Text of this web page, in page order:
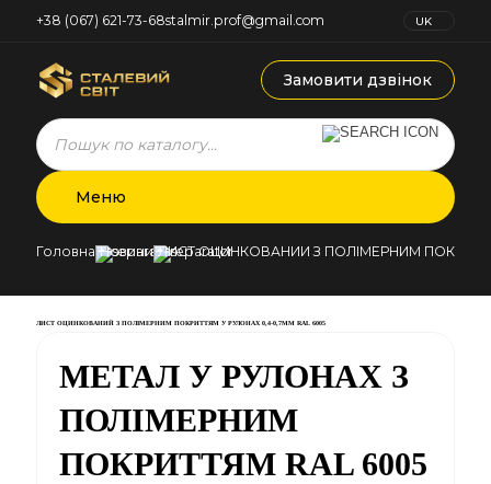
+38 (067) 621-73-68stalmir.prof@gmail.com
UK
Замовити дзвінок
Products
search
Меню
Головна Новини ЛИСТ ОЦИНКОВАНИЙ З ПОЛІМЕРНИМ
ЛИСТ ОЦИНКОВАНИЙ З ПОЛІМЕРНИМ ПОКРИТТЯМ У РУЛОНАХ 0,4-0,7ММ RAL 6005
МЕТАЛ У РУЛОНАХ З
ПОЛІМЕРНИМ
ПОКРИТТЯМ RAL 6005